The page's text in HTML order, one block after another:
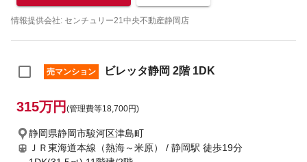
情報提供会社: センチュリー21中央不動産静岡店
売マンション ビレッタ静岡 2階 1DK
315万円 (管理費等18,700円)
静岡県静岡市駿河区津島町
ＪＲ東海道本線（熱海～米原） / 静岡駅 徒歩19分